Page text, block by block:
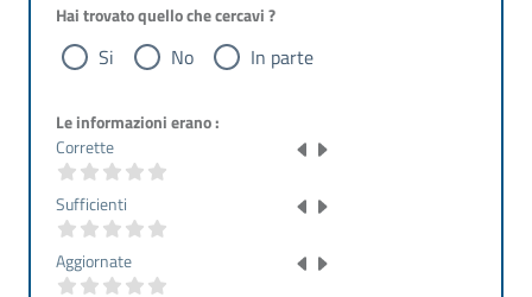
Hai trovato quello che cercavi ?
Si No In parte
Le informazioni erano :
Corrette
Sufficienti
Aggiornate